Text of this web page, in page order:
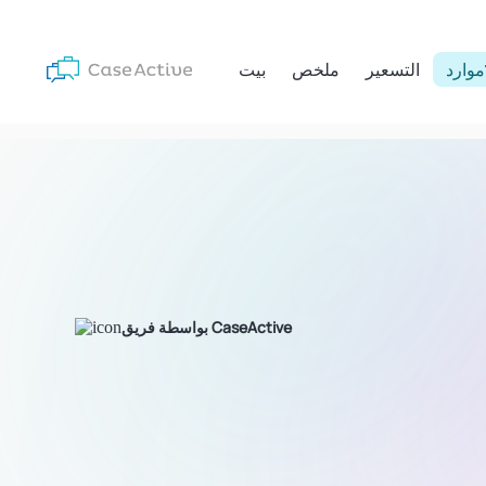
بيت ملخص التسعير موارد
بواسطة فريق CaseActive